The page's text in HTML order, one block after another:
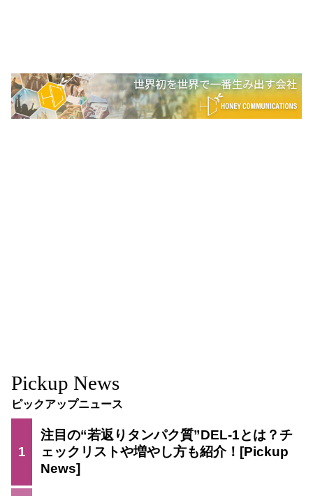
Pickup News
ピックアップニュース
1
注目の“若返りタンパク質”DEL-1とは？チ
ェックリストや増やし方も紹介！